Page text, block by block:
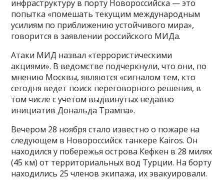
инфраструктуру в порту Новороссийска — это
попытка «помешать текущим международным
усилиям по приближению устойчивого мира»,
говорится в заявлении российского МИДа.
Атаки МИД назвал «террористическими
акциями». В ведомстве подчеркнули, что они, по
мнению Москвы, являются «сигналом тем, кто
сегодня ведет поиск переговорного решения, в
том числе с учетом выдвинутых недавно
инициатив Дональда Трампа».
Вечером 28 ноября стало известно о пожаре на
следующем в Новороссийск танкере Kairos. Он
находился у побережья острова Кефкен в 28 милях
(45 км) от территориальных вод Турции. На борту
находились 25 членов экипажа, их эвакуировали.